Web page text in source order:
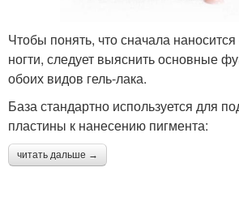
Чтобы понять, что сначала
ногти, следует выяснить основные
обоих видов гель-лака.
База стандартно используется для
пластины к нанесению пигмента:
читать дальше →